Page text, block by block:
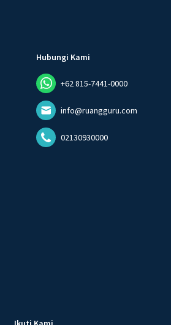
Hubungi Kami
+62 815-7441-0000
info@ruangguru.com
02130930000